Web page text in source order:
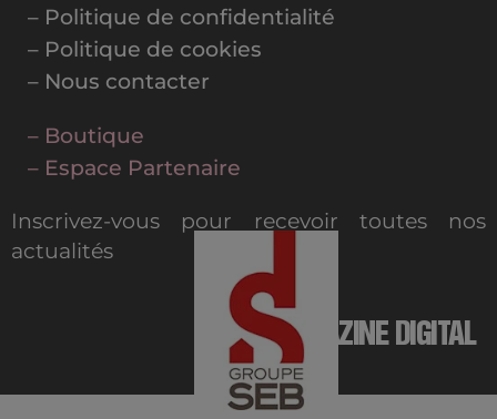
– Politique de confidentialité
– Politique de cookies
– Nous contacter
– Boutique
– Espace Partenaire
Inscrivez-vous pour recevoir toutes nos
actualités
MAGAZINE DIGITAL